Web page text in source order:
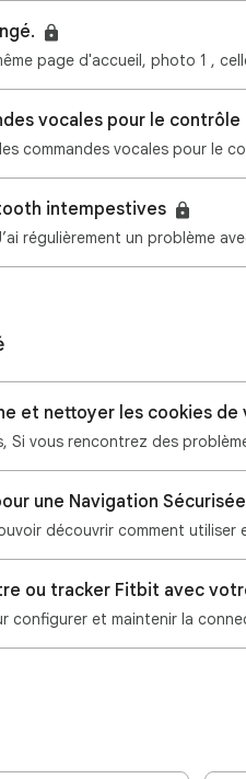
page d'accueil, photo 1 ,
vocales pour le contrôle
intempestives
et nettoyer les cookies
une Navigation Sécurisée
ou tracker Fitbit avec
configurer et maintenir la